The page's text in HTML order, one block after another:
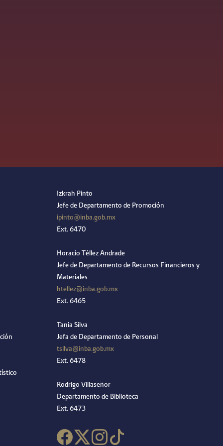
Izkrah Pinto
Jefe de Departamento de Promoción
ipinto@inba.gob.mx
Ext. 6470
Horacio Téllez Andrade
Jefe de Departamento de Recursos Financieros y
Materiales
htellez@inba.gob.mx
Ext. 6465
Tania Silva
Jefa de Departamento de Personal
tsilva@inba.gob.mx
Ext. 6478
Rodrigo Villaseñor
Departamento de Biblioteca
Ext. 6473